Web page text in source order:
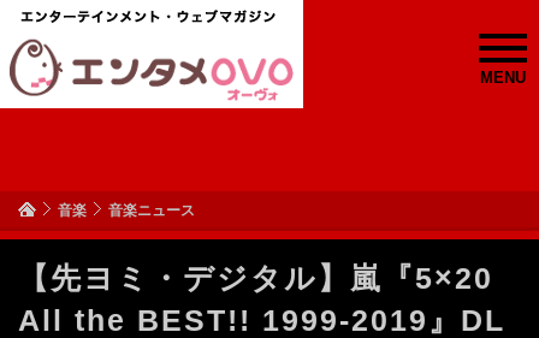
MENU
音楽 音楽ニュース
【先ヨミ・デジタル】嵐『5×20
All the BEST!! 1999-2019』DL